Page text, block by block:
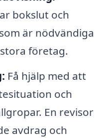
bokslut och
är nödvändiga
företag.
Få hjälp med att
och
En revisor
avdrag och